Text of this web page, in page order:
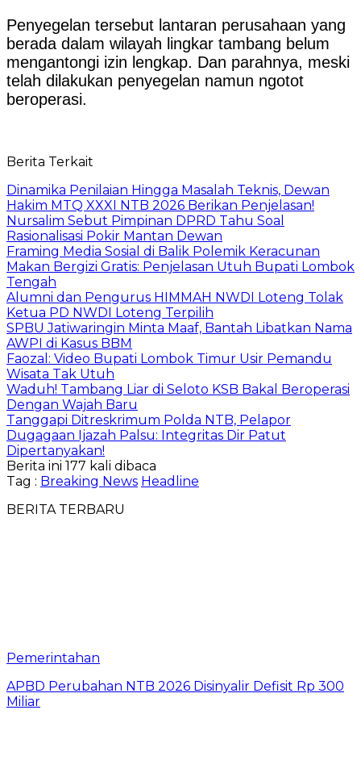
Penyegelan tersebut lantaran perusahaan yang
berada dalam wilayah lingkar tambang belum
mengantongi izin lengkap. Dan parahnya, meski
telah dilakukan penyegelan namun ngotot
beroperasi.
Berita Terkait
Dinamika Penilaian Hingga Masalah Teknis, Dewan
Hakim MTQ XXXI NTB 2026 Berikan Penjelasan!
Nursalim Sebut Pimpinan DPRD Tahu Soal
Rasionalisasi Pokir Mantan Dewan
Framing Media Sosial di Balik Polemik Keracunan
Makan Bergizi Gratis: Penjelasan Utuh Bupati Lombok
Tengah
Alumni dan Pengurus HIMMAH NWDI Loteng Tolak
Ketua PD NWDI Loteng Terpilih
SPBU Jatiwaringin Minta Maaf, Bantah Libatkan Nama
AWPI di Kasus BBM
Faozal: Video Bupati Lombok Timur Usir Pemandu
Wisata Tak Utuh
Waduh! Tambang Liar di Seloto KSB Bakal Beroperasi
Dengan Wajah Baru
Tanggapi Ditreskrimum Polda NTB, Pelapor
Dugagaan Ijazah Palsu: Integritas Dir Patut
Dipertanyakan!
Berita ini 177 kali dibaca
Tag : Breaking News Headline
BERITA TERBARU
Pemerintahan
APBD Perubahan NTB 2026 Disinyalir Defisit Rp 300
Miliar